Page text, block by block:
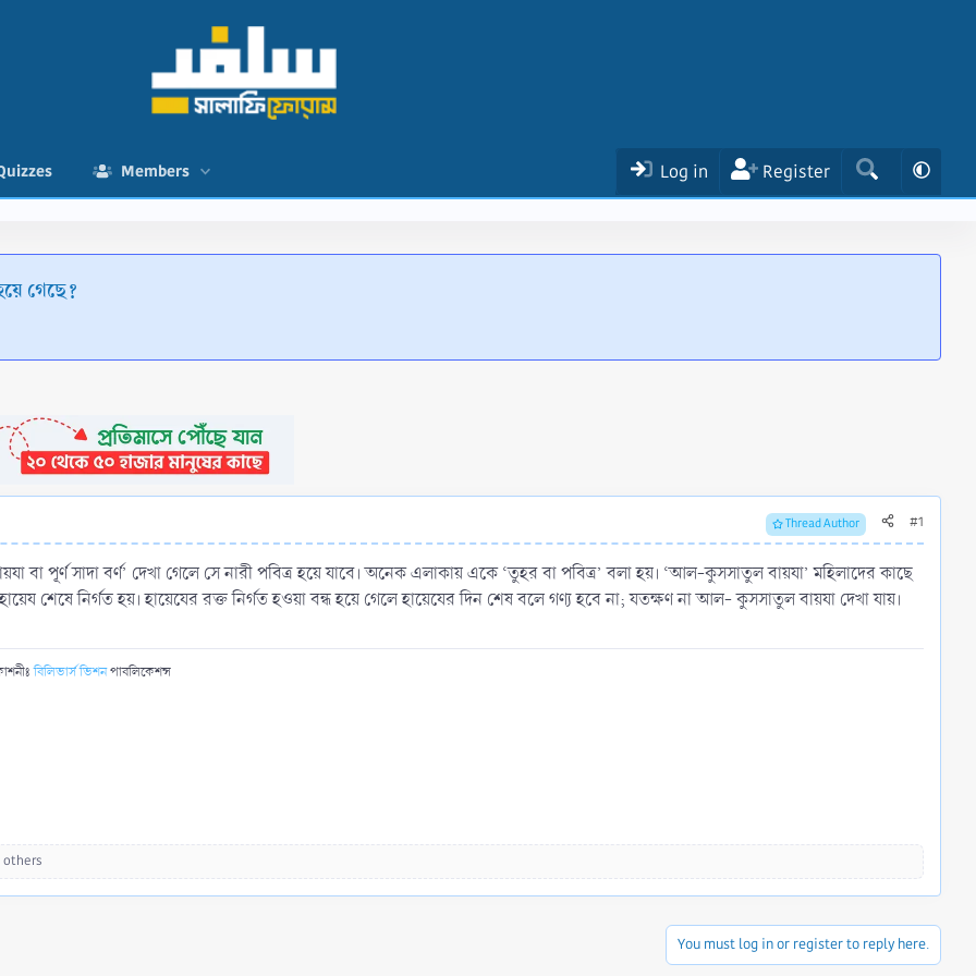
Members Log in Register
গেছে?
Thread Author #1
পূর্ণ সাদা বর্ণ’ দেখা গেলে সে নারী পবিত্র হয়ে যাবে। অনেক এলাকায় একে ‘তুহর বা পবিত্র’ বলা হয়। ‘আল-কুসসাতুল বায়যা’ মহিলাদের কাছে
শেষে নির্গত হয়। হায়েযের রক্ত নির্গত হওয়া বন্ধ হয়ে গেলে হায়েযের দিন শেষ বলে গণ্য হবে না; যতক্ষণ না আল- কুসসাতুল বায়যা দেখা যায়।
বিলিভার্স ভিশনপাবলিকেশন্স
others
You must log in or register to reply here.